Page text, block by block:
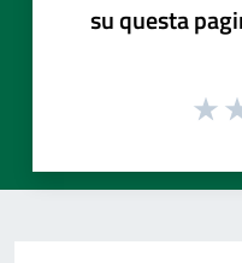
su questa